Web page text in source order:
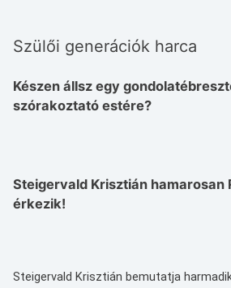
Szülői generációk harca
Készen állsz egy
szórakoztató estére?
Steigervald Krisztián hamarosan
érkezik!
Steigervald Krisztián bemutatja